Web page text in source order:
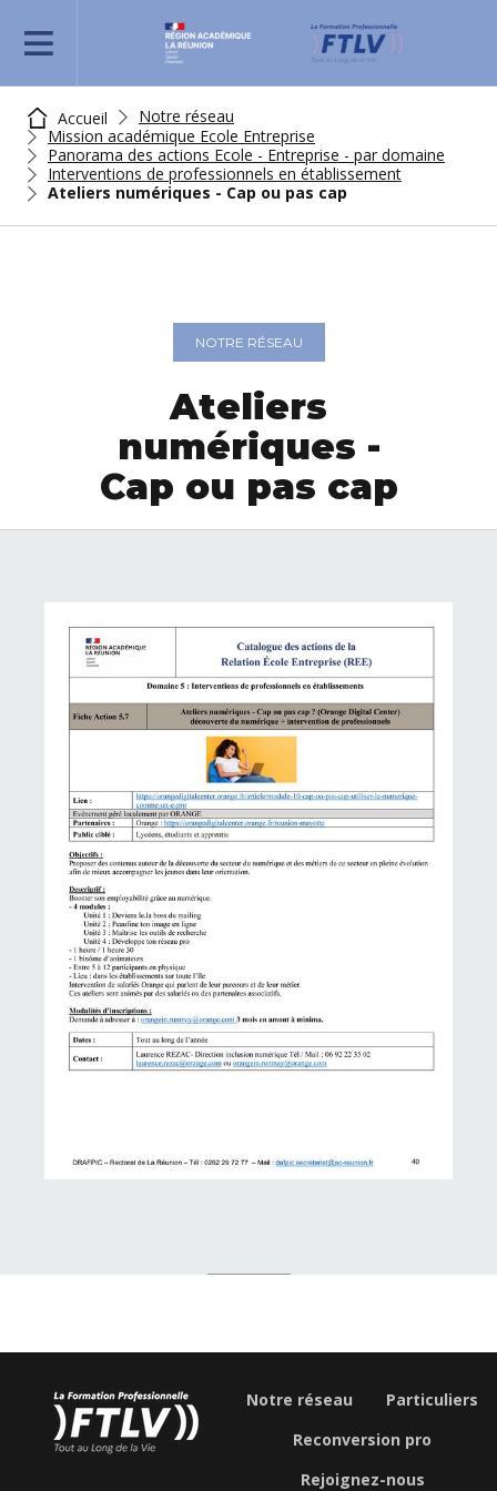
REJOIGNEZ-NOUS
Accueil
Notre réseau
Mission académique Ecole Entreprise
Panorama des actions Ecole - Entreprise - par domaine
Interventions de professionnels en établissement
Ateliers numériques - Cap ou pas cap
NOTRE RÉSEAU
Ateliers
numériques -
Cap ou pas cap
Notre réseau
Particuliers
Reconversion pro
Rejoignez-nous